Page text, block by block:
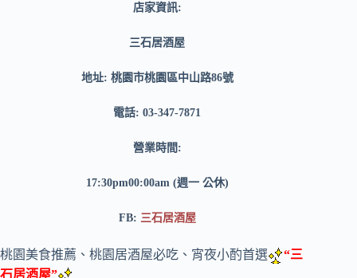
店家資訊:
三石居酒屋
地址: 桃園市桃園區中山路86號
電話: 03-347-7871
營業時間:
17:30pm00:00am (週一 公休)
FB: 三石居酒屋
桃園美食推薦、桃園居酒屋必吃、宵夜小酌首選
“三
石居酒屋”